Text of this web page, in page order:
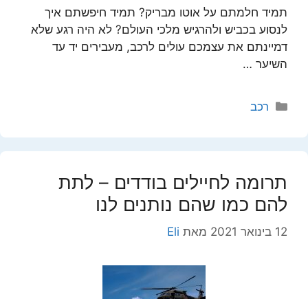
תמיד חלמתם על אוטו מבריק? תמיד חיפשתם איך
לנסוע בכביש ולהרגיש מלכי העולם? לא היה רגע שלא
דמיינתם את עצמכם עולים לרכב, מעבירים יד עד
השיער …
קטגוריות
רכב
תרומה לחיילים בודדים – לתת
להם כמו שהם נותנים לנו
12 בינואר 2021 מאת Eli